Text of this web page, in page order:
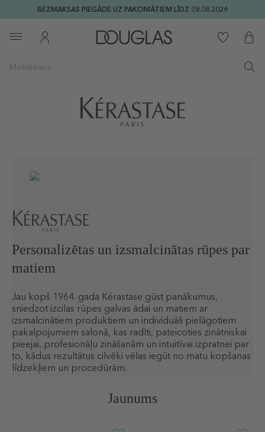
BEZMAKSAS PIEGĀDE UZ PAKOMĀTIEM LĪDZ 09.08.2026
Personalizētas un izsmalcinātas rūpes par
matiem
Jau kopš 1964. gada Kérastase gūst panākumus,
sniedzot izcilas rūpes galvas ādai un matiem ar
izsmalcinātiem produktiem un individuāli pielāgotiem
pakalpojumiem salonā, kas radīti, pateicoties zinātniskai
pieejai, profesionāļu zināšanām un intuitīvai izpratnei par
to, kādus rezultātus cilvēki vēlas iegūt no matu kopšanas
līdzekļiem un procedūrām.
Jaunums